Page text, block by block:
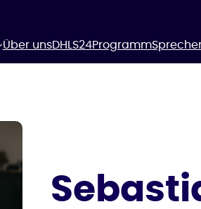
Über unsDHLS24Programm